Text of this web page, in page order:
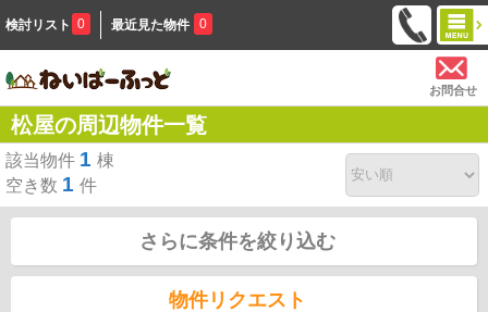
検討リスト 0 最近見た物件 0
お問合せ
松屋の周辺物件一覧
該当物件 1 棟
空き数 1 件
さらに条件を絞り込む
物件リクエスト